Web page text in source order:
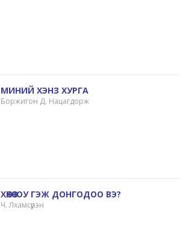
МИНИЙ ХЭНЗ ХУРГА
Боржигон Д. Нацагдорж
ХӨХӨӨ ЮУ ГЭЖ ДОНГОДОО ВЭ?
Ч. Лхамсүрэн